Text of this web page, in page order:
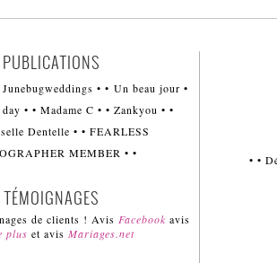
PUBLICATIONS
Junebugweddings • • Un beau jour •
• • Madame C • • Zankyou • •
Dentelle • • FEARLESS
MEMBER • •
TÉMOIGNAGES
de clients ! Avis Facebook avis
plus et avis Mariages.net
• •